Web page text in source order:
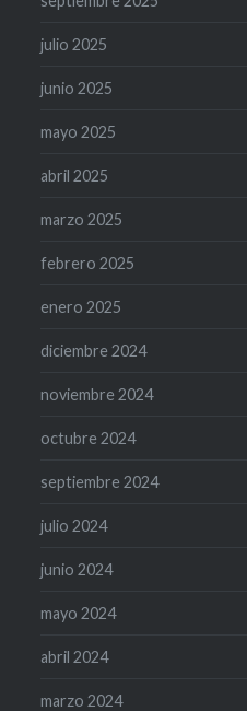
julio 2025
junio 2025
mayo 2025
abril 2025
marzo 2025
febrero 2025
enero 2025
diciembre 2024
noviembre 2024
octubre 2024
septiembre 2024
julio 2024
junio 2024
mayo 2024
abril 2024
marzo 2024